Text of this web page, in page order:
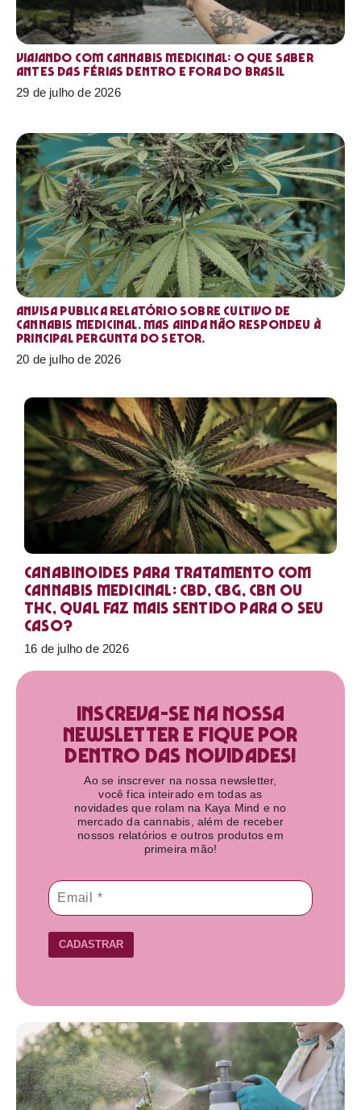
Viajando com cannabis medicinal: o que saber
antes das férias dentro e fora do Brasil
29 de julho de 2026
Anvisa publica relatório sobre cultivo de
Cannabis medicinal. Mas ainda não respondeu à
principal pergunta do setor.
20 de julho de 2026
Canabinoides para tratamento com
cannabis medicinal: CBD, CBG, CBN ou
THC, qual faz mais sentido para o seu
caso?
16 de julho de 2026
Inscreva-se na nossa
newsletter e fique por
dentro das novidades!​
Ao se inscrever na nossa newsletter,
você fica inteirado em todas as
novidades que rolam na Kaya Mind e no
mercado da cannabis, além de receber
nossos relatórios e outros produtos em
primeira mão!
CADASTRAR